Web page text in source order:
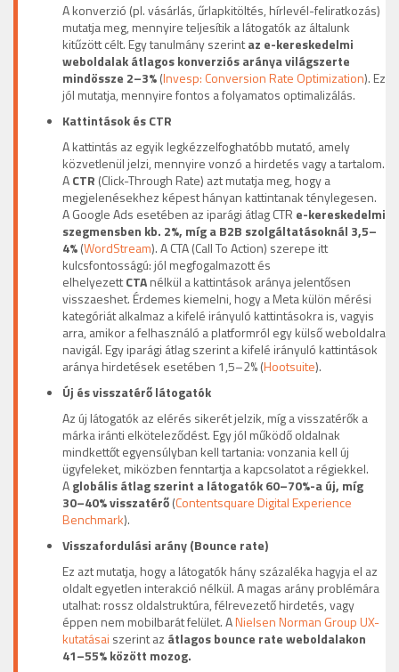
A konverzió (pl. vásárlás, űrlapkitöltés, hírlevél-feliratkozás)
mutatja meg, mennyire teljesítik a látogatók az általunk
kitűzött célt. Egy tanulmány szerintaz e-kereskedelmi
weboldalak átlagos konverziós aránya világszerte
mindössze 2–3%(Invesp: Conversion Rate Optimization). Ez
jól mutatja, mennyire fontos a folyamatos optimalizálás.
Kattintások és CTR
A kattintás az egyik legkézzelfoghatóbb mutató, amely
közvetlenül jelzi, mennyire vonzó a hirdetés vagy a tartalom.
ACTR (Click-Through Rate) azt mutatja meg, hogy a
megjelenésekhez képest hányan kattintanak ténylegesen.
A Google Ads esetében az iparági átlag CTR e-kereskedelmi
szegmensben kb. 2%, míg a B2B szolgáltatásoknál 3,5–
4%(WordStream). A CTA (Call To Action) szerepe itt
kulcsfontosságú: jól megfogalmazott és
elhelyezettCTAnélkül a kattintások aránya jelentősen
visszaeshet. Érdemes kiemelni, hogy a Meta külön mérési
kategóriát alkalmaz a kifelé irányuló kattintásokra is, vagyis
arra, amikor a felhasználó a platformról egy külső weboldalra
navigál. Egy iparági átlag szerint a kifelé irányuló kattintások
aránya hirdetések esetében 1,5–2% (Hootsuite).
Új és visszatérő látogatók
Az új látogatók az elérés sikerét jelzik, míg a visszatérők a
márka iránti elköteleződést. Egy jól működő oldalnak
mindkettőt egyensúlyban kell tartania: vonzania kell új
ügyfeleket, miközben fenntartja a kapcsolatot a régiekkel.
Aglobális átlag szerint a látogatók 60–70%-a új, míg
30–40% visszatérő(Contentsquare Digital Experience
Benchmark).
Visszafordulási arány (Bounce rate)
Ez azt mutatja, hogy a látogatók hány százaléka hagyja el az
oldalt egyetlen interakció nélkül. A magas arány problémára
utalhat: rossz oldalstruktúra, félrevezető hirdetés, vagy
éppen nem mobilbarát felület. ANielsen Norman Group UX-
kutatásai szerint az átlagos bounce rate weboldalakon
41–55% között mozog.